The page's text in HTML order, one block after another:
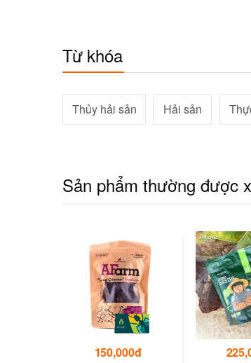
Từ khóa
Thủy hải sản Hải sản
Sản phẩm thường được
150,000đ